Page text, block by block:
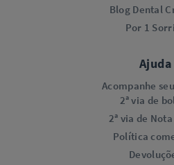
Blog Dental
Por 1
Ajuda
Acompanhe
2ª via de
2ª via de
Política